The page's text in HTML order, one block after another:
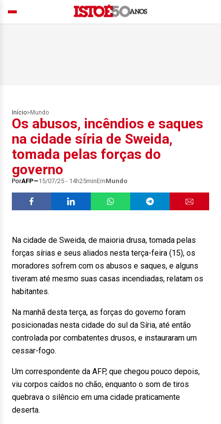
Início> Mundo
Os abusos, incêndios e saques
na cidade síria de Sweida,
tomada pelas forças do
governo
PorAFP 15/07/25 - 14h25minEmMundo
Na cidade de Sweida, de maioria drusa, tomada pelas
forças sírias e seus aliados nesta terça-feira (15), os
moradores sofrem com os abusos e saques, e alguns
tiveram até mesmo suas casas incendiadas, relatam os
habitantes.
Na manhã desta terça, as forças do governo foram
posicionadas nesta cidade do sul da Síria, até então
controlada por combatentes drusos, e instauraram um
cessar-fogo.
Um correspondente da AFP, que chegou pouco depois,
viu corpos caídos no chão, enquanto o som de tiros
quebrava o silêncio em uma cidade praticamente
deserta.